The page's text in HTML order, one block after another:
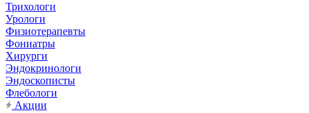
Трихологи
Урологи
Физиотерапевты
Фониатры
Хирурги
Эндокринологи
Эндоскописты
Флебологи
Акции